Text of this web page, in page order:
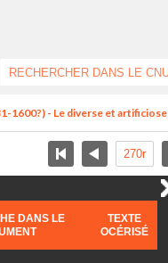
1600?) - Le diverse et
DANS LE
TEXTE
OCÉRISÉ